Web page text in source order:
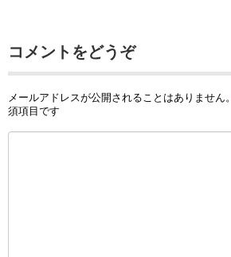
コメントをどうぞ
メールアドレスが公開されることはありません。
須項目です